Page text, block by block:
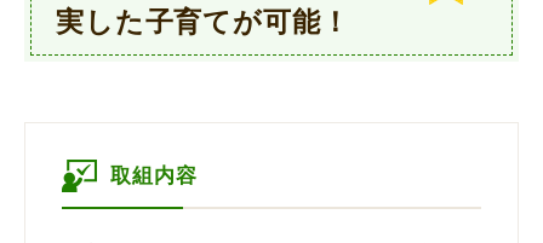
実した子育てが可能！
取組内容